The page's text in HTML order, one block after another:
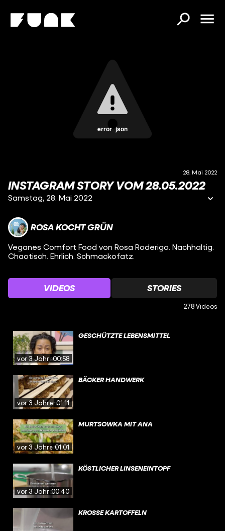
error_json
28. Mai 2022
INSTAGRAM STORY VOM 28.05.2022
Samstag, 28. Mai 2022
ROSA KOCHT GRÜN
Veganes Comfort Food von Rosa Roderigo. Nachhaltig.
Chaotisch. Ehrlich. Schmackofatz.
VIDEOS STORIES
278 Videos
vor 3 Jahren00:58
GESCHÜTZTE LEBENSMITTEL
vor 3 Jahren01:11
BÄCKER HANDWERK
vor 3 Jahren01:01
MURTSOWKA MIT ANA
vor 3 Jahren00:40
KÖSTLICHER LINSENEINTOPF
KROSSE KARTOFFELN